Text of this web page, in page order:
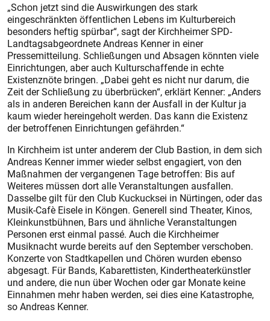
„Schon jetzt sind die Auswirkungen des stark
eingeschränkten öffentlichen Lebens im Kulturbereich
besonders heftig spürbar“, sagt der Kirchheimer SPD-
Landtagsabgeordnete Andreas Kenner in einer
Pressemitteilung. Schließungen und Absagen könnten viele
Einrichtungen, aber auch Kulturschaffende in echte
Existenznöte bringen. „Dabei geht es nicht nur darum, die
Zeit der Schließung zu überbrücken“, erklärt Kenner: „Anders
als in anderen Bereichen kann der Ausfall in der Kultur ja
kaum wieder hereingeholt werden. Das kann die Existenz
der betroffenen Einrichtungen gefährden.“
In Kirchheim ist unter anderem der Club Bastion, in dem sich
Andreas Kenner immer wieder selbst engagiert, von den
Maßnahmen der vergangenen Tage betroffen: Bis auf
Weiteres müssen dort alle Veranstaltungen ausfallen.
Dasselbe gilt für den Club Kuckucksei in Nürtingen, oder das
Musik-Cafè Eisele in Köngen. Generell sind Theater, Kinos,
Kleinkunstbühnen, Bars und ähnliche Veranstaltungen
Personen erst einmal passé. Auch die Kirchheimer
Musiknacht wurde bereits auf den September verschoben.
Konzerte von Stadtkapellen und Chören wurden ebenso
abgesagt. Für Bands, Kabarettisten, Kindertheaterkünstler
und andere, die nun über Wochen oder gar Monate keine
Einnahmen mehr haben werden, sei dies eine Katastrophe,
so Andreas Kenner.